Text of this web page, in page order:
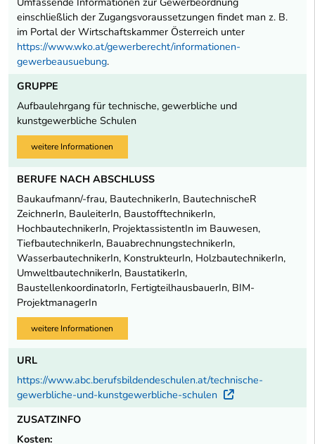
einschließlich der Zugangsvoraussetzungen findet man z. B.
im Portal der Wirtschaftskammer Österreich unter
https://www.wko.at/gewerberecht/informationen-
gewerbeausuebung.
GRUPPE
Aufbaulehrgang für technische, gewerbliche und
kunstgewerbliche Schulen
weitere Informationen
BERUFE NACH ABSCHLUSS
Baukaufmann/-frau, BautechnikerIn, BautechnischeR
ZeichnerIn, BauleiterIn, BaustofftechnikerIn,
HochbautechnikerIn, ProjektassistentIn im Bauwesen,
TiefbautechnikerIn, BauabrechnungstechnikerIn,
WasserbautechnikerIn, KonstrukteurIn, HolzbautechnikerIn,
UmweltbautechnikerIn, BaustatikerIn,
BaustellenkoordinatorIn, FertigteilhausbauerIn, BIM-
ProjektmanagerIn
weitere Informationen
URL
https://www.abc.berufsbildendeschulen.at/technische-
gewerbliche-und-kunstgewerbliche-schulen
Externer
ZUSATZINFO
Kosten: